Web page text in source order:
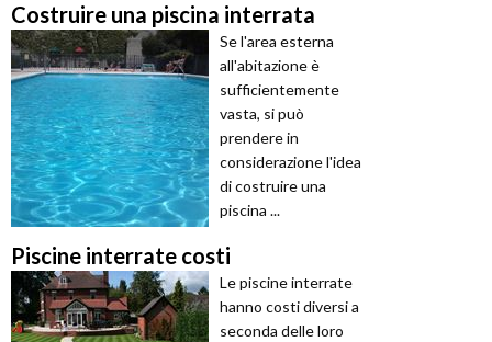
Costruire una piscina interrata
Se l'area esterna
all'abitazione è
sufficientemente
vasta, si può
prendere in
considerazione l'idea
di costruire una
piscina ...
Piscine interrate costi
Le piscine interrate
hanno costi diversi a
seconda delle loro